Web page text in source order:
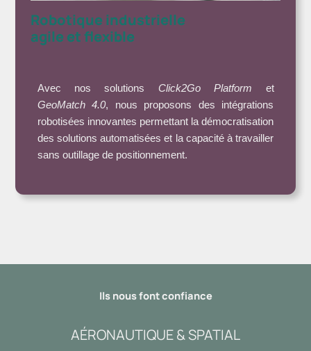
Robotique industrielle
agile et flexible
Avec nos solutions Click2Go Platform et
GeoMatch 4.0, nous proposons des intégrations
robotisées innovantes permettant la démocratisation
des solutions automatisées et la capacité à travailler
sans outillage de positionnement.
Ils nous font confiance
AÉRONAUTIQUE & SPATIAL